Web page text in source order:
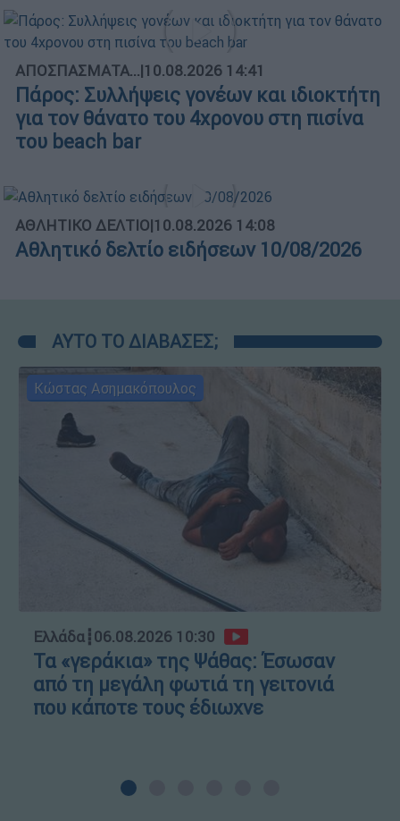
ΑΠΟΣΠΑΣΜΑΤΑ...|10.08.2026 14:41
Πάρος: Συλλήψεις γονέων και ιδιοκτήτη
για τον θάνατο του 4χρονου στη πισίνα
του beach bar
ΑΘΛΗΤΙΚΟ ΔΕΛΤΙΟ|10.08.2026 14:08
Αθλητικό δελτίο ειδήσεων 10/08/2026
ΑΥΤΟ ΤΟ ΔΙΑΒΑΣΕΣ;
Κώστας Ασημακόπουλος
Ελλάδα┋06.08.2026 10:30
Τα «γεράκια» της Ψάθας: Έσωσαν
από τη μεγάλη φωτιά τη γειτονιά
που κάποτε τους έδιωχνε